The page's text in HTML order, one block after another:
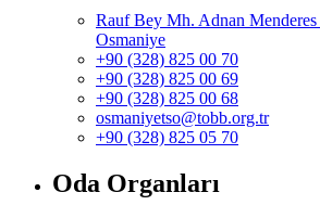
Rauf Bey Mh. Adnan
Osmaniye
+90 (328) 825 00 70
+90 (328) 825 00 69
+90 (328) 825 00 68
osmaniyetso@tobb.org.tr
+90 (328) 825 05 70
Oda Organları